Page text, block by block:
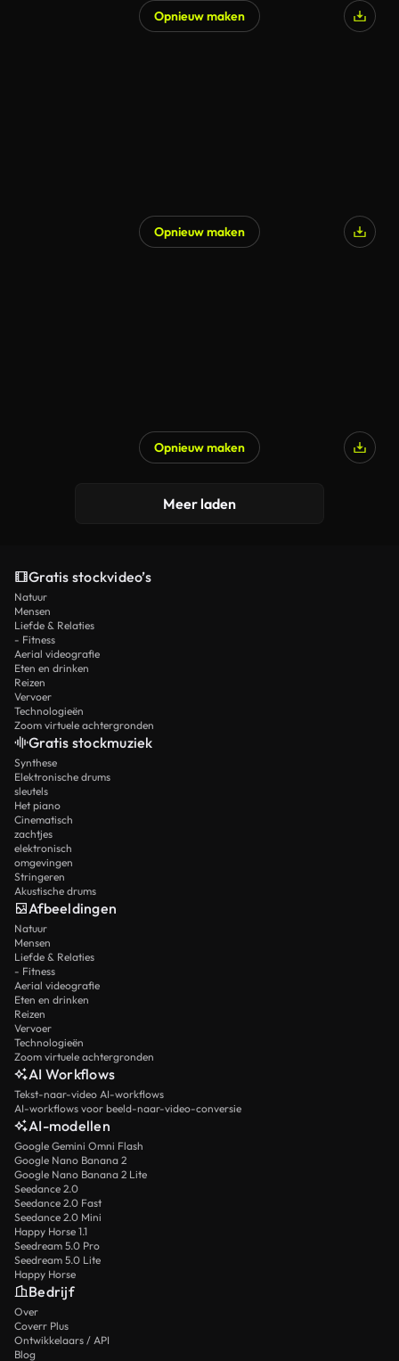
Opnieuw maken
Opnieuw maken
Opnieuw maken
Meer laden
Gratis stockvideo’s
Natuur
Mensen
Liefde & Relaties
- Fitness
Aerial videografie
Eten en drinken
Reizen
Vervoer
Technologieën
Zoom virtuele achtergronden
Gratis stockmuziek
Synthese
Elektronische drums
sleutels
Het piano
Cinematisch
zachtjes
elektronisch
omgevingen
Stringeren
Akustische drums
Afbeeldingen
Natuur
Mensen
Liefde & Relaties
- Fitness
Aerial videografie
Eten en drinken
Reizen
Vervoer
Technologieën
Zoom virtuele achtergronden
AI Workflows
Tekst-naar-video AI-workflows
AI-workflows voor beeld-naar-video-conversie
AI-modellen
Google Gemini Omni Flash
Google Nano Banana 2
Google Nano Banana 2 Lite
Seedance 2.0
Seedance 2.0 Fast
Seedance 2.0 Mini
Happy Horse 1.1
Seedream 5.0 Pro
Seedream 5.0 Lite
Happy Horse
Bedrijf
Over
Coverr Plus
Ontwikkelaars / API
Blog